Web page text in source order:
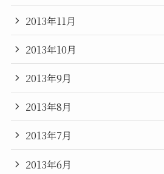
2013年11月
2013年10月
2013年9月
2013年8月
2013年7月
2013年6月